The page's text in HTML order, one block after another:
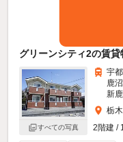
グリーンシティ2の賃貸
すべての写真
宇
鹿
新
栃
2階建 /